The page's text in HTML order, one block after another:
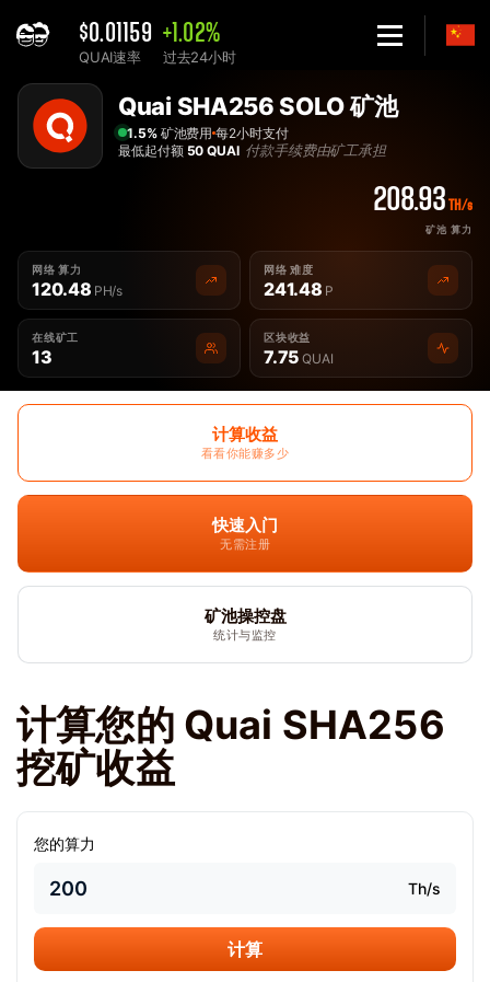
$0.01159
QUAI速率
+1.02%
过去24小时
Home
Solo Quai SHA256 QUAISHA 矿池 - 2Miners
Quai SHA256 SOLO 矿池
1.5%矿池费用 每2小时支付
最低起付额 50 QUAI 付款手续费由矿工承担
208.93 TH/s
矿池 算力
网络 算力
120.48 PH/s
网络 难度
241.48 P
在线矿工
13
区块收益
7.75 QUAI
计算收益
看看你能赚多少
快速入门
无需注册
矿池操控盘
统计与监控
计算您的 Quai SHA256
挖矿收益
您的算力
Th/s
计算